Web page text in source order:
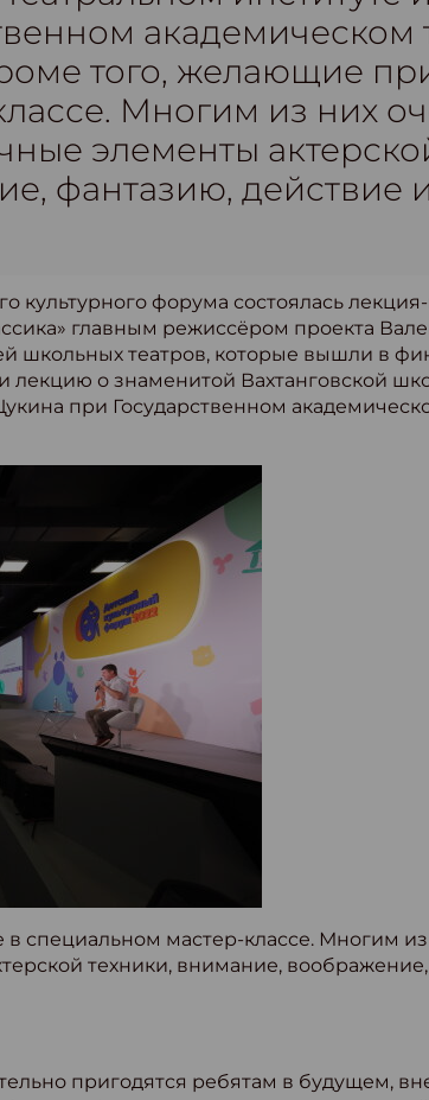
академическом
того, желающие
Многим из них
элементы
фантазию, действие
культурного форума состоялась
главным режиссёром проекта
школьных театров, которые вышли в
лекцию о знаменитой Вахтанговской
при Государственном
специальном мастер-классе. Многим из
техники, внимание,
пригодятся ребятам в будущем,